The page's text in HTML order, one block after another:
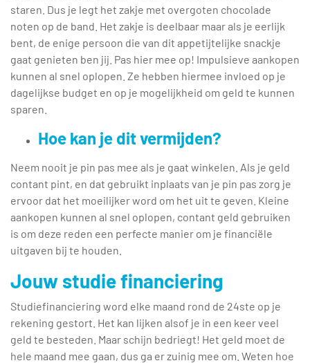
staren. Dus je legt het zakje met overgoten chocolade
noten op de band. Het zakje is deelbaar maar als je eerlijk
bent, de enige persoon die van dit appetijtelijke snackje
gaat genieten ben jij. Pas hier mee op! Impulsieve aankopen
kunnen al snel oplopen. Ze hebben hiermee invloed op je
dagelijkse budget en op je mogelijkheid om geld te kunnen
sparen.
Hoe kan je dit vermijden?
Neem nooit je pin pas mee als je gaat winkelen. Als je geld
contant pint, en dat gebruikt inplaats van je pin pas zorg je
ervoor dat het moeilijker word om het uit te geven. Kleine
aankopen kunnen al snel oplopen, contant geld gebruiken
is om deze reden een perfecte manier om je financiële
uitgaven bij te houden.
Jouw studie financiering
Studiefinanciering word elke maand rond de 24ste op je
rekening gestort. Het kan lijken alsof je in een keer veel
geld te besteden. Maar schijn bedriegt! Het geld moet de
hele maand mee gaan, dus ga er zuinig mee om. Weten hoe